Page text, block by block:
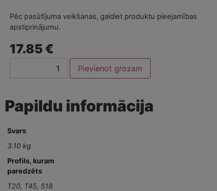
Pēc pasūtījuma veikšanas, gaidiet produktu pieejamības
apstiprinājumu.
17.85 €
Pievienot grozam
Papildu informācija
Svars
3.10 kg
Profils, kuram
paredzēts
T20, T45, S18